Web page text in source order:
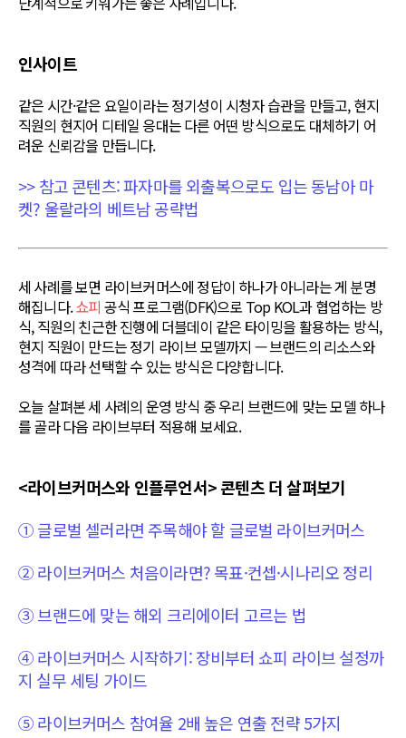
인사이트
같은 시간·같은 요일이라는 정기성이 시청자 습관을 만들고, 현지
직원의 현지어 디테일 응대는 다른 어떤 방식으로도 대체하기 어
려운 신뢰감을 만듭니다.
>> 참고 콘텐츠: 파자마를 외출복으로도 입는 동남아 마
켓? 울랄라의 베트남 공략법
세 사례를 보면 라이브커머스에 정답이 하나가 아니라는 게 분명
해집니다.쇼피 공식 프로그램(DFK)으로 Top KOL과 협업하는 방
식, 직원의 친근한 진행에 더블데이 같은 타이밍을 활용하는 방식,
현지 직원이 만드는 정기 라이브 모델까지 — 브랜드의 리소스와
성격에 따라 선택할 수 있는 방식은 다양합니다.
오늘 살펴본 세 사례의 운영 방식 중 우리 브랜드에 맞는 모델 하나
를 골라 다음 라이브부터 적용해 보세요.
<라이브커머스와 인플루언서> 콘텐츠 더 살펴보기
① 글로벌 셀러라면 주목해야 할 글로벌 라이브커머스
② 라이브커머스 처음이라면? 목표·컨셉·시나리오 정리
③ 브랜드에 맞는 해외 크리에이터 고르는 법
④ 라이브커머스 시작하기: 장비부터 쇼피 라이브 설정까
지 실무 세팅 가이드
⑤ 라이브커머스 참여율 2배 높은 연출 전략 5가지